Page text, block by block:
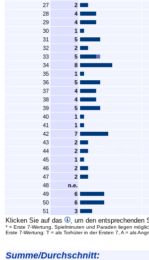
27
2
28
4
29
4
30
1
31
5
32
2
33
5
34
8
35
1
36
5
37
4
38
4
39
5
40
1
41
1
42
7
43
2
44
2
45
1
46
2
47
2
48
n.e.
49
6
50
6
51
3
Klicken Sie auf das , um den entsprechenden
* = Erste 7-Wertung, Spielminuten und Paraden liegen
Erste 7-Wertung: T = als Torhüter in der Ersten 7, A = als
Summe/Durchschnitt: